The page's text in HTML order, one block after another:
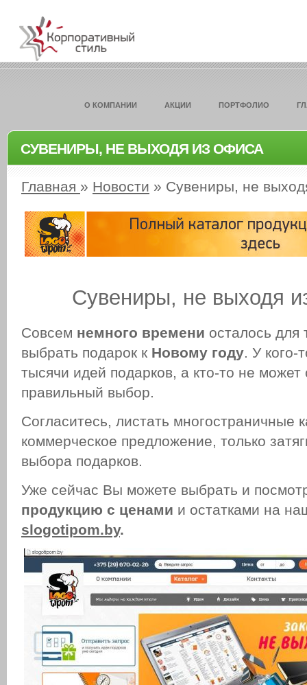
О КОМПАНИИ АКЦИИ ПОРТФОЛИО
СУВЕНИРЫ, НЕ ВЫХОДЯ ИЗ ОФИСА
Главная » Новости » Сувениры, не
Сувениры, не выходя
Совсем немного времени осталось для
выбрать подарок к Новому году. У кого-
тысячи идей подарков, а кто-то не может
правильный выбор.
Согласитесь, листать многостраничные
коммерческое предложение, только
выбора подарков.
Уже сейчас Вы можете выбрать и
продукцию с ценами и остатками на
slogotipom.by.